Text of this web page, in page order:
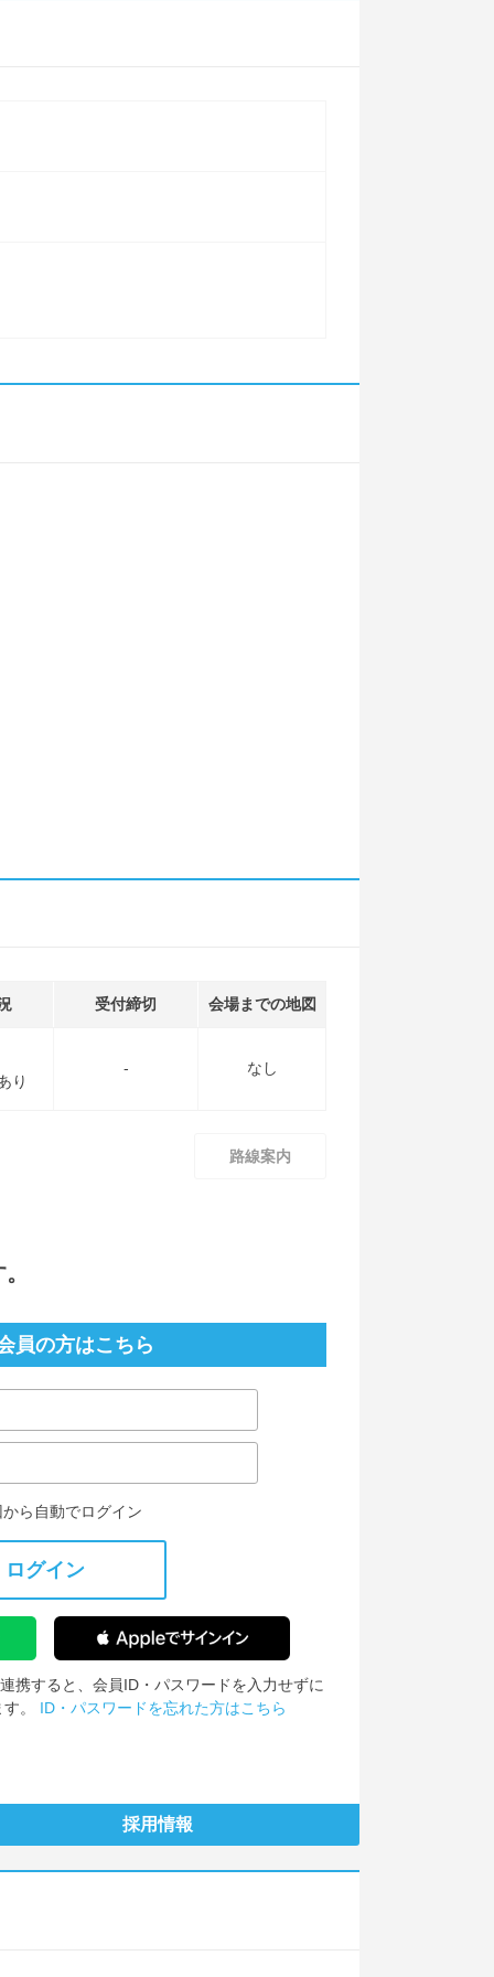
受付締切 会場までの地図
り
- なし
路線案内
員の方はこちら
から自動でログイン
ログイン
携すると、会員ID・パスワードを入力せずに
。 ID・パスワードを忘れた方はこちら
採用情報